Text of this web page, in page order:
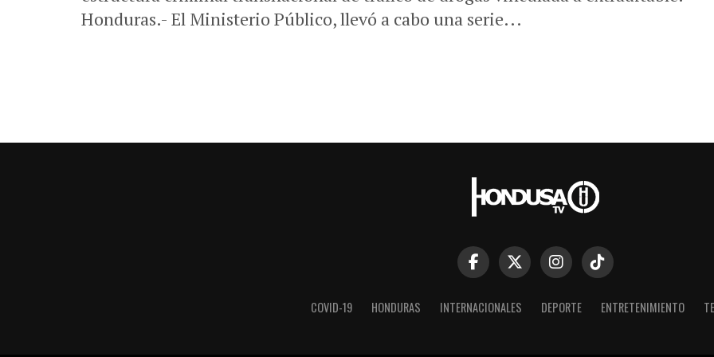
Honduras.- El Ministerio Público, llevó a cabo una serie...
COVID-19 HONDURAS INTERNACIONALES DEPORTE ENTRETENIMIENTO